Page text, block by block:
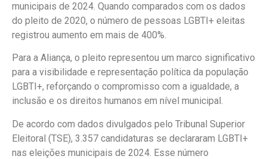
municipais de 2024. Quando comparados com os dados
do pleito de 2020, o número de pessoas LGBTI+ eleitas
registrou aumento em mais de 400%.
Para a Aliança, o pleito representou um marco significativo
para a visibilidade e representação política da população
LGBTI+, reforçando o compromisso com a igualdade, a
inclusão e os direitos humanos em nível municipal.
De acordo com dados divulgados pelo Tribunal Superior
Eleitoral (TSE), 3.357 candidaturas se declararam LGBTI+
nas eleições municipais de 2024. Esse número